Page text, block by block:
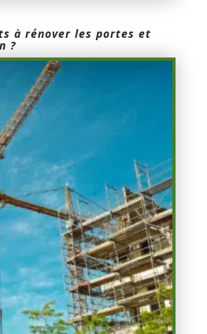
à rénover les portes et
?